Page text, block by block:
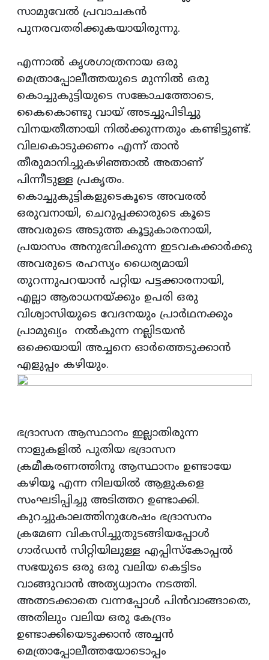
സാമുവേൽ പ്രവാചകൻ
പുനരവതരിക്കുകയായിരുന്നു.
എന്നാൽ കൃശഗാത്രനായ ഒരു
മെത്രാപ്പോലീത്തയുടെ മുന്നിൽ ഒരു
കൊച്ചുകുട്ടിയുടെ സങ്കോചത്തോടെ,
കൈകൊണ്ടു വായ് അടച്ചുപിടിച്ചു
വിനയതീത്നായി നിൽക്കുന്നതും കണ്ടിട്ടുണ്ട്.
വിലകൊടുക്കണം എന്ന് താൻ
തീരുമാനിച്ചുകഴിഞ്ഞാൽ അതാണ്
പിന്നീടുള്ള പ്രകൃതം.
കൊച്ചുകുട്ടികളുടെകൂടെ അവരൽ
ഒരുവനായി, ചെറുപ്പക്കാരുടെ കൂടെ
അവരുടെ അടുത്ത കൂട്ടുകാരനായി,
പ്രയാസം അനുഭവിക്കുന്ന ഇടവകക്കാർക്കു
അവരുടെ രഹസ്യം ധൈര്യമായി
തുറന്നുപറയാൻ പറ്റിയ പട്ടക്കാരനായി,
എല്ലാ ആരാധനയ്ക്കും ഉപരി ഒരു
വിശ്വാസിയുടെ വേദനയും പ്രാർഥനക്കും
പ്രാമുഖ്യം നൽകുന്ന നല്ലിടയൻ
ഒക്കെയായി അച്ചനെ ഓർത്തെടുക്കാൻ
എളുപ്പം കഴിയും.
ഭദ്രാസന ആസ്ഥാനം ഇല്ലാതിരുന്ന
നാളുകളിൽ പുതിയ ഭദ്രാസന
ക്രമീകരണത്തിനു ആസ്ഥാനം ഉണ്ടായേ
കഴിയൂ എന്ന നിലയിൽ ആളുകളെ
സംഘടിപ്പിച്ചു അടിത്തറ ഉണ്ടാക്കി.
കുറച്ചുകാലത്തിനുശേഷം ഭദ്രാസനം
ക്രമേണ വികസിച്ചുതുടങ്ങിയപ്പോൾ
ഗാർഡൻ സിറ്റിയിലുള്ള എപ്പിസ്കോപ്പൽ
സഭയുടെ ഒരു ഒരു വലിയ കെട്ടിടം
വാങ്ങുവാൻ അത്യധ്വാനം നടത്തി.
അത്നടക്കാതെ വന്നപ്പോൾ പിൻവാങ്ങാതെ,
അതിലും വലിയ ഒരു കേന്ദ്രം
ഉണ്ടാക്കിയെടുക്കാൻ അച്ചൻ
മെത്രാപ്പോലീത്തയോടൊപ്പം